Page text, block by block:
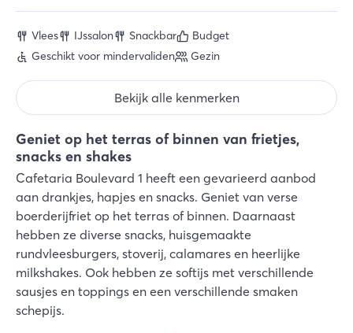
Geniet op het terras of binnen van frietjes,
snacks en shakes
Cafetaria Boulevard 1 heeft een gevarieerd aanbod
aan drankjes, hapjes en snacks. Geniet van verse
boerderijfriet op het terras of binnen. Daarnaast
hebben ze diverse snacks, huisgemaakte
rundvleesburgers, stoverij, calamares en heerlijke
milkshakes. Ook hebben ze softijs met verschillende
sausjes en toppings en een verschillende smaken
schepijs.
Vlees IJssalon Snackbar
Budget
Geschikt voor mindervaliden
Gezin
Bekijk alle kenmerken